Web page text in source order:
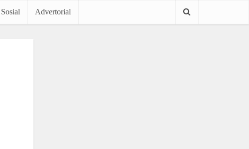
Sosial Advertorial